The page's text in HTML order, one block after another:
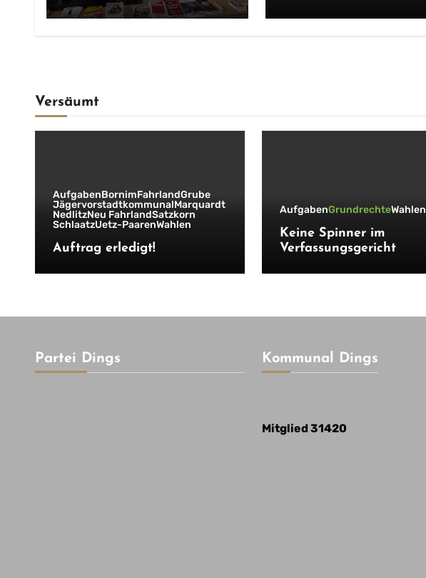
Versäumt
AufgabenBornimFahrlandGrube
JägervorstadtkommunalMarquardt
NedlitzNeu FahrlandSatzkorn
SchlaatzUetz-PaarenWahlen
Auftrag erledigt!
AufgabenGrundrechteWahlen
Keine Spinner im
Verfassungsgericht
Partei Dings Kommunal Dings
Mitglied 31420